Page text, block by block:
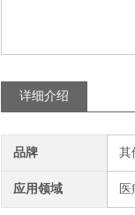
详细介绍
品牌 其
应用领域